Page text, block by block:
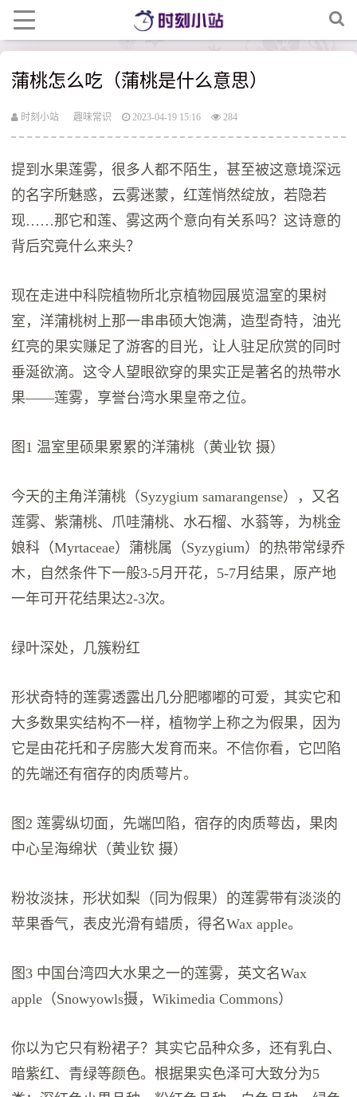
蒲桃怎么吃（蒲桃是什么意思）
时刻小站 趣味常识 2023-04-19 15:16 284
提到水果莲雾，很多人都不陌生，甚至被这意境深远
的名字所魅惑，云雾迷蒙，红莲悄然绽放，若隐若
现……那它和莲、雾这两个意向有关系吗？这诗意的
背后究竟什么来头？
现在走进中科院植物所北京植物园展览温室的果树
室，洋蒲桃树上那一串串硕大饱满，造型奇特，油光
红亮的果实赚足了游客的目光，让人驻足欣赏的同时
垂涎欲滴。这令人望眼欲穿的果实正是著名的热带水
果——莲雾，享誉台湾水果皇帝之位。
图1 温室里硕果累累的洋蒲桃（黄业钦 摄）
今天的主角洋蒲桃（Syzygium samarangense），又名
莲雾、紫蒲桃、爪哇蒲桃、水石榴、水蓊等，为桃金
娘科（Myrtaceae）蒲桃属（Syzygium）的热带常绿乔
木，自然条件下一般3-5月开花，5-7月结果，原产地
一年可开花结果达2-3次。
绿叶深处，几簇粉红
形状奇特的莲雾透露出几分肥嘟嘟的可爱，其实它和
大多数果实结构不一样，植物学上称之为假果，因为
它是由花托和子房膨大发育而来。不信你看，它凹陷
的先端还有宿存的肉质萼片。
图2 莲雾纵切面，先端凹陷，宿存的肉质萼齿，果肉
中心呈海绵状（黄业钦 摄）
粉妆淡抹，形状如梨（同为假果）的莲雾带有淡淡的
苹果香气，表皮光滑有蜡质，得名Wax apple。
图3 中国台湾四大水果之一的莲雾，英文名Wax
apple（Snowyowls摄，Wikimedia Commons）
你以为它只有粉裙子？其实它品种众多，还有乳白、
暗紫红、青绿等颜色。根据果实色泽可大致分为5